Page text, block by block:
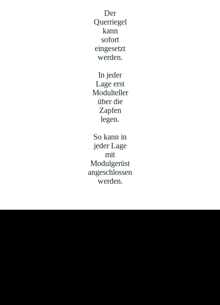
Der
Querriegel
kann
sofort
eingesetzt
werden.
In jeder
Lage erst
Modulteller
über die
Zapfen
legen.
So kann in
jeder Lage
mit
Modulgerüst
angeschlossen
werden.